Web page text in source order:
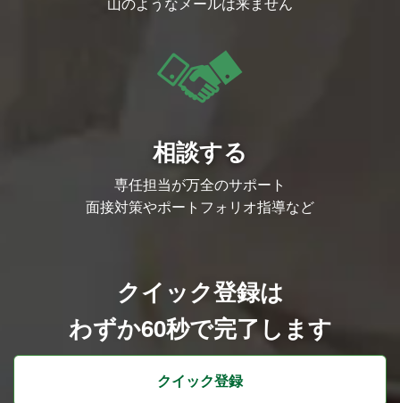
相談する
専任担当が万全のサポート
面接対策やポートフォリオ指導など
クイック登録は
わずか60秒で完了します
クイック登録